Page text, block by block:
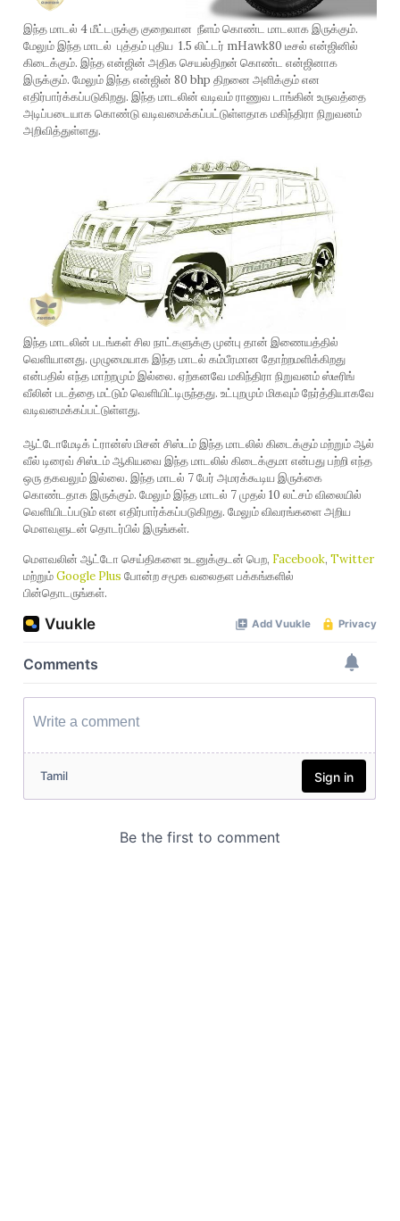
இந்த மாடல் 4 மீட்டருக்கு குறைவான நீளம் கொண்ட மாடலாக இருக்கும்.
மேலும் இந்த மாடல் புத்தம் புதிய 1.5 லிட்டர் mHawk80 டீசல் என்ஜினில்
கிடைக்கும். இந்த என்ஜின் அதிக செயல்திறன் கொண்ட என்ஜினாக
இருக்கும். மேலும் இந்த என்ஜின் 80 bhp திறனை அளிக்கும் என
எதிர்பார்க்கப்படுகிறது. இந்த மாடலின் வடிவம் ராணுவ டாங்கின் உருவத்தை
அடிப்படையாக கொண்டு வடிவமைக்கப்பட்டுள்ளதாக மகிந்திரா நிறுவனம்
அறிவித்துள்ளது.
இந்த மாடலின் படங்கள் சில நாட்களுக்கு முன்பு தான் இணையத்தில்
வெளியானது. முழுமையாக இந்த மாடல் கம்பீரமான தோற்றமளிக்கிறது
என்பதில் எந்த மாற்றமும் இல்லை. ஏற்கனவே மகிந்திரா நிறுவனம் ஸ்டீரிங்
வீலின் படத்தை மட்டும் வெளியிட்டிருந்தது. உட்புறமும் மிகவும் நேர்த்தியாகவே
வடிவமைக்கப்பட்டுள்ளது.
ஆட்டோமேடிக் ட்ரான்ஸ் மிசன் சிஸ்டம் இந்த மாடலில் கிடைக்கும் மற்றும் ஆல்
வீல் டிரைவ் சிஸ்டம் ஆகியவை இந்த மாடலில் கிடைக்குமா என்பது பற்றி எந்த
ஒரு தகவலும் இல்லை. இந்த மாடல் 7 பேர் அமரக்கூடிய இருக்கை
கொண்டதாக இருக்கும். மேலும் இந்த மாடல் 7 முதல் 10 லட்சம் விலையில்
வெளியிடப்படும் என எதிர்பார்க்கப்படுகிறது. மேலும் விவரங்களை அறிய
மௌவளுடன் தொடர்பில் இருங்கள்.
மௌவலின் ஆட்டோ செய்திகளை உடனுக்குடன் பெற, Facebook, Twitter
மற்றும்Google Plus போன்ற சமூக வலைதள பக்கங்களில்
பின்தொடருங்கள்.